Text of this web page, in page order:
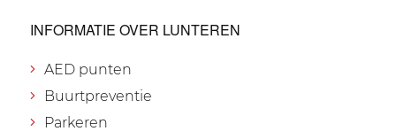
INFORMATIE OVER LUNTEREN
AED punten
Buurtpreventie
Parkeren